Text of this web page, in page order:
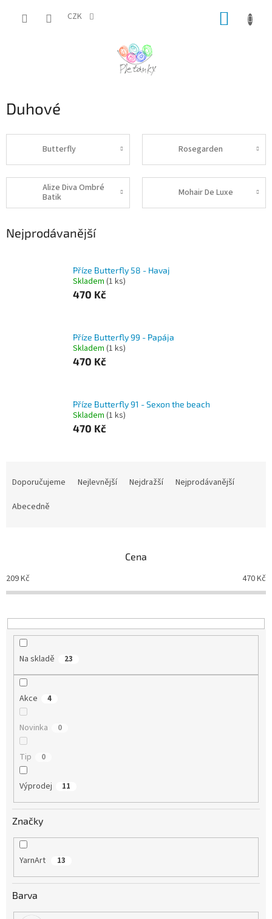
CZK
Duhové
Butterfly Rosegarden
Alize Diva Ombré
Batik
Mohair De Luxe
Nejprodávanější
Příze Butterfly 58 - Havaj
Skladem (1 ks)
470 Kč
Příze Butterfly 99 - Papája
Skladem (1 ks)
470 Kč
Příze Butterfly 91 - Sexon the beach
Skladem (1 ks)
470 Kč
o
d
k
t
Doporučujeme Nejlevnější Nejdražší
Nejprodávanější
Abecedně
Cena
209Kč 470Kč
Na skladě 23
Akce 4
Novinka 0
Tip 0
Výprodej 11
Značky
YarnArt 13
Barva